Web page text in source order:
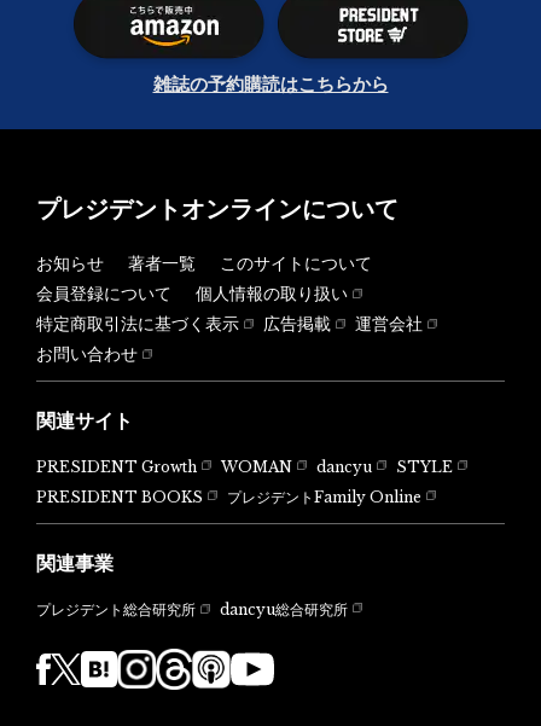
雑誌の予約購読はこちらから
プレジデントオンラインについて
お知らせ 著者一覧
このサイトについて
会員登録について
個人情報の取り扱い
特定商取引法に基づく表示
広告掲載
運営会社
お問い合わせ
関連サイト
PRESIDENT Growth WOMAN dancyu
STYLE
PRESIDENT BOOKS
プレジデントFamily Online
関連事業
プレジデント総合研究所 dancyu総合研究所